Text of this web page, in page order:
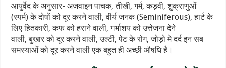
आयुर्वेद के अनुसार- अजवाइन पाचक, तीखी, गर्म, कड़वी, शुक्राणुओं
(स्पर्म) के दोषों को दूर करने वाली, वीर्य जनक (Seminiferous), हार्ट के
लिए हितकारी, कफ को हराने वाली, गर्भाशय को उत्तेजना देने
वाली, बुखार को दूर करने वाली, उल्टी, पेट के रोग, जोड़ो मे दर्द इन सब
समस्याओं को दूर करने वाली एक बहुत ही अच्छी औषधि है।